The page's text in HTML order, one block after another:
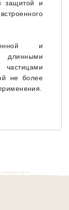
защитой и
и
не более